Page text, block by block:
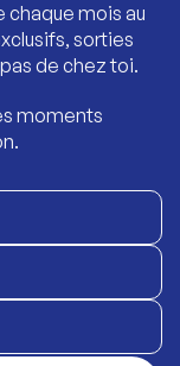
mois au
sorties
de chez toi.
moments